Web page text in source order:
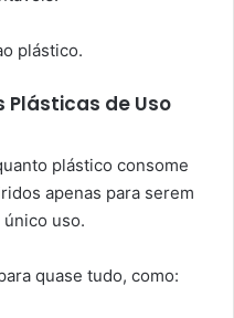
plástico.
Plásticas de Uso
plástico consome
apenas para serem
uso.
quase tudo, como: